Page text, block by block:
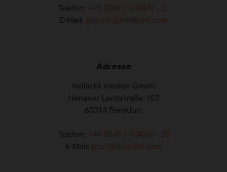
Telefon: +49 (0)69 / 904376 - 21
E-Mail: goschin@helllicht.com
Adresse
helllicht medien GmbH
Hanauer Landstraße 153
60314 Frankfurt
Telefon: +49 (0)69 / 904376 - 20
E-Mail: post@helllicht.com